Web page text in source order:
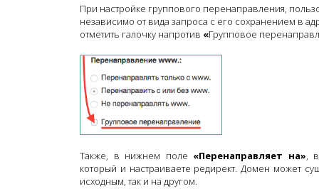
При настройке группового перенаправления,
независимо от вида запроса с его сохранением в
отметить галочку напротив «Групповое
Также, в нижнем поле «Перенаправляет на»,
который и настраиваете редирект. Домен может
исходным, так и на другом.